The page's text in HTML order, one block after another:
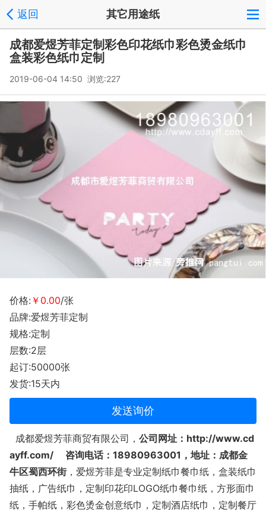
返回 其它用途纸
成都爱煜芳菲定制彩色印花纸巾彩色烫金纸巾
盒装彩色纸巾定制
2019-06-04 14:50 浏览:227
价格: ￥0.00/张
品牌:爱煜芳菲定制
规格:定制
层数:2层
起订:50000张
发货:15天内
发送询价
成都爱煜芳菲商贸有限公司， 公司网址：http://www.cd
ayff.com/ 咨询电话：18980963001，地址：成都金
牛区蜀西环街，爱煜芳菲是专业定制纸巾餐巾纸，盒装纸巾
抽纸，广告纸巾，定制印花印LOGO纸巾餐巾纸，方形面巾
纸，手帕纸，彩色烫金创意纸巾，定制酒店纸巾，定制餐厅